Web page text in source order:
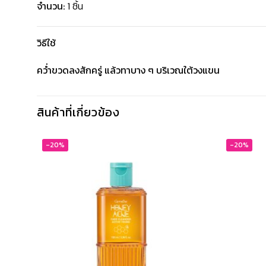
จำนวน: 1 ชิ้น
วิธีใช้
คว่ำขวดลงสักครู่ แล้วทาบาง ๆ บริเวณใต้วงแขน
สินค้าที่เกี่ยวข้อง
-20% -20%